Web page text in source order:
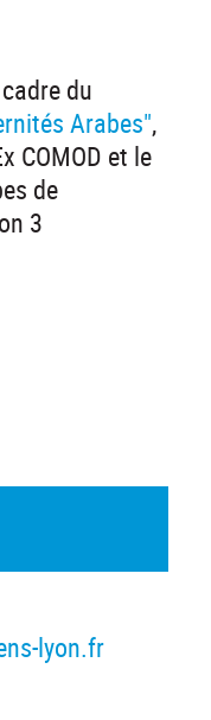
du
Arabes",
COMOD et le
de
3
lyon.fr